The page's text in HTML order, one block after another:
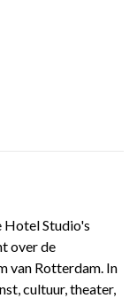
Hotel Studio's
over de
van Rotterdam. In
cultuur, theater,